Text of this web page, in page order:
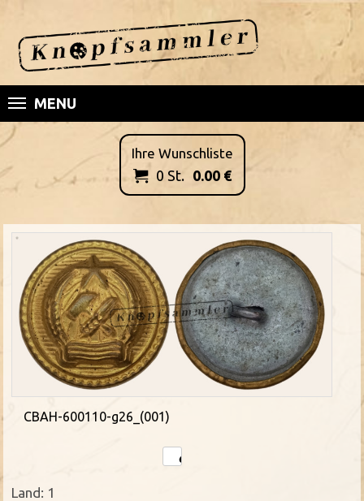
MENU
Ihre Wunschliste
 0 St. 0.00€
CBAH-600110-g26_(001)
Land: 1